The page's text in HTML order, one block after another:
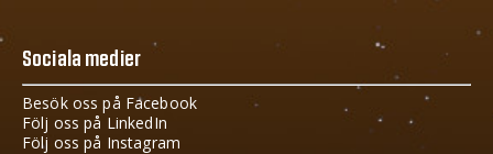
Sociala medier
Besök oss på Facebook
Följ oss på LinkedIn
Följ oss på Instagram